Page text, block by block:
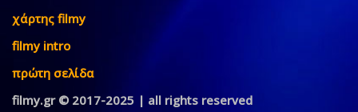
χάρτης filmy
filmy intro
πρώτη σελίδα
filmy.gr © 2017-2025 | all rights reserved